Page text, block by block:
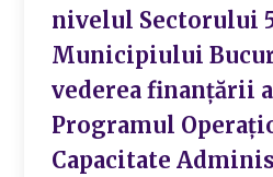
nivelul Sectorului
Municipiului
vederea finanțării
Programul
Capacitate